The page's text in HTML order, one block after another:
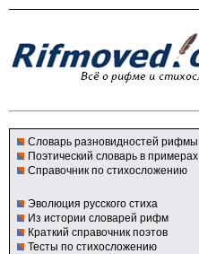
Словарь разновидностей рифмы
Поэтический словарь в примерах
Справочник по стихосложению
Эволюция русского стиха
Из истории словарей рифм
Краткий справочник поэтов
Тесты по стихосложению